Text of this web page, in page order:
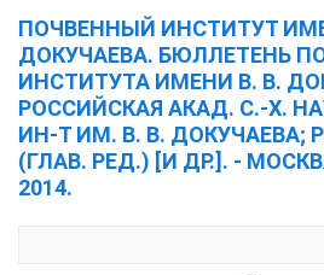
ПОЧВЕННЫЙ ИНСТИТУТ
ДОКУЧАЕВА. БЮЛЛЕТЕНЬ
ИНСТИТУТА ИМЕНИ В. В.
РОССИЙСКАЯ АКАД. С.-Х.
ИН-Т ИМ. В. В. ДОКУЧАЕВА;
(ГЛАВ. РЕД.) [И ДР.]. -
2014.